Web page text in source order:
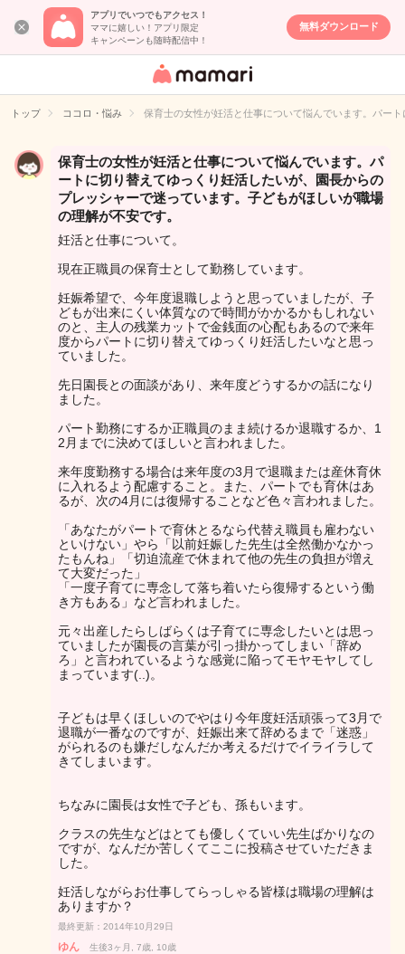
アプリでいつでもアクセス！
ママに嬉しい！アプリ限定
キャンペーンも随時配信中！
無料ダウンロード
女性専用匿名QA
イト
トップ ココロ・悩み 保育士の女性が妊活と仕事について悩んでいます。パー
保育士の女性が妊活と仕事について悩んでいます。パ
ートに切り替えてゆっくり妊活したいが、園長からの
プレッシャーで迷っています。子どもがほしいが職場
の理解が不安です。
妊活と仕事について。
現在正職員の保育士として勤務しています。
妊娠希望で、今年度退職しようと思っていましたが、子
どもが出来にくい体質なので時間がかかるかもしれない
のと、主人の残業カットで金銭面の心配もあるので来年
度からパートに切り替えてゆっくり妊活したいなと思っ
ていました。
先日園長との面談があり、来年度どうするかの話になり
ました。
パート勤務にするか正職員のまま続けるか退職するか、1
2月までに決めてほしいと言われました。
来年度勤務する場合は来年度の3月で退職または産休育休
に入れるよう配慮すること。また、パートでも育休はあ
るが、次の4月には復帰することなど色々言われました。
「あなたがパートで育休とるなら代替え職員も雇わない
といけない」やら「以前妊娠した先生は全然働かなかっ
たもんね」「切迫流産で休まれて他の先生の負担が増え
て大変だった」
「一度子育てに専念して落ち着いたら復帰するという働
き方もある」など言われました。
元々出産したらしばらくは子育てに専念したいとは思っ
ていましたが園長の言葉が引っ掛かってしまい「辞め
ろ」と言われているような感覚に陥ってモヤモヤしてし
まっています(..)。
子どもは早くほしいのでやはり今年度妊活頑張って3月で
退職が一番なのですが、妊娠出来て辞めるまで「迷惑」
がられるのも嫌だしなんだか考えるだけでイライラして
きてしまいます。
ちなみに園長は女性で子ども、孫もいます。
クラスの先生などはとても優しくていい先生ばかりなの
ですが、なんだか苦しくてここに投稿させていただきま
した。
妊活しながらお仕事してらっしゃる皆様は職場の理解は
ありますか？
最終更新：2014年10月29日
ゆん 生後3ヶ月, 7歳, 10歳